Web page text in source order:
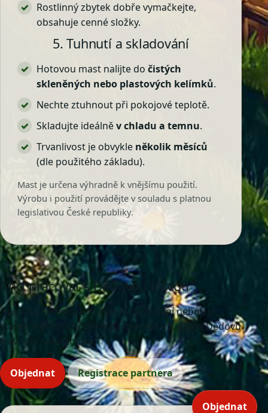
Rostlinný zbytek dobře vymačkejte,
obsahuje cenné složky.
5. Tuhnutí a skladování
Hotovou mast nalijte do čistých
skleněných nebo plastových kelímků.
Nechte ztuhnout při pokojové teplotě.
Skladujte ideálněv chladu a temnu.
Trvanlivost je obvykle několik měsíců
(dle použitého základu).
Mast je určena výhradně k vnějšímu použití.
Výrobu i použití provádějte v souladu s platnou
legislativou České republiky.
Chci pracovat s Dědovou trávou
Nakupte semena pro vlastní pěstování nebo se
staňte velkoobchodním partnerem a zařaďte Dědovu
trávu do své nabídky.
Objednat Registrace partnera
Objednat